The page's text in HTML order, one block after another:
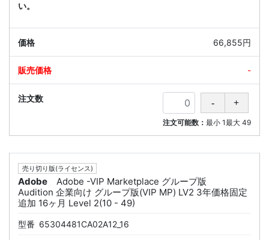
い。
66,855円
-
注文可能数： 最小 1最大 49
売り切り版(ライセンス)
Adobe
Adobe -VIP Marketplace グループ版
Audition 企業向け グループ版(VIP MP) LV2 3年価格固定
追加 16ヶ月 Level 2(10 - 49)
型番 65304481CA02A12_16